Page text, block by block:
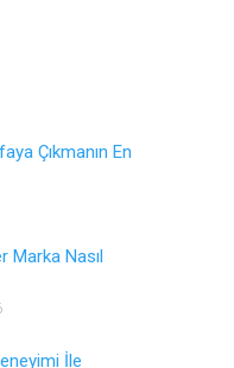
Çıkmanın En
Marka Nasıl
İle